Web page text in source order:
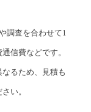
調査を合わせて1
信費などです。
るため、見積も
い。